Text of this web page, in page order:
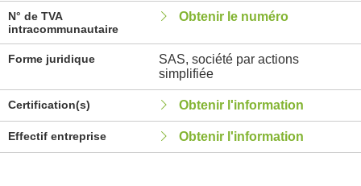
N° de TVA
intracommunautaire
Obtenir le numéro
Forme juridique
SAS, société par actions
simplifiée
Certification(s) Obtenir l'information
Effectif entreprise Obtenir l'information